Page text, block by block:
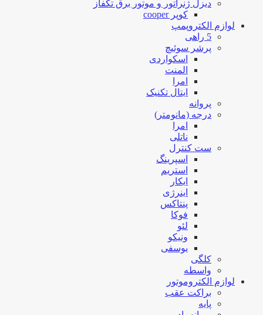
دیزل ژنراتور و موتور برق تکفاز
کوپر cooper
لوازم الکتروپمپ
5 راهی
پرشر سوئیچ
اسکواردی
المنت
امرا
ایتال تکنیک
پروانه
درجه (مانومتر)
امرا
ناتلی
ست کنترل
اسپرینگ
استریم
ایکار
اینرژی
پنتاکس
فوکا
لئو
ونیکو
یوسفی
کلگی
واسطه
لوازم الکتروموتور
براکت عقب
پایه